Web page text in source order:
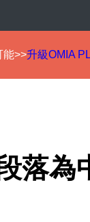
能>>升級OMIA
落為